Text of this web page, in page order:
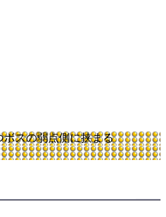
ボスの弱点側に挟まる